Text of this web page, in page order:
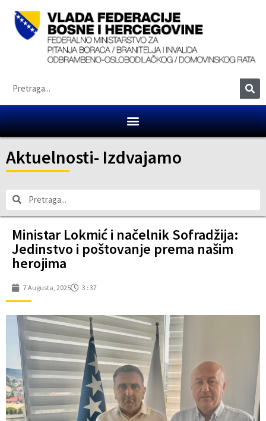
Aktuelnosti- Izdvajamo
Ministar Lokmić i načelnik Sofradžija:
Jedinstvo i poštovanje prema našim
herojima
7 Augusta, 2025 3 : 37